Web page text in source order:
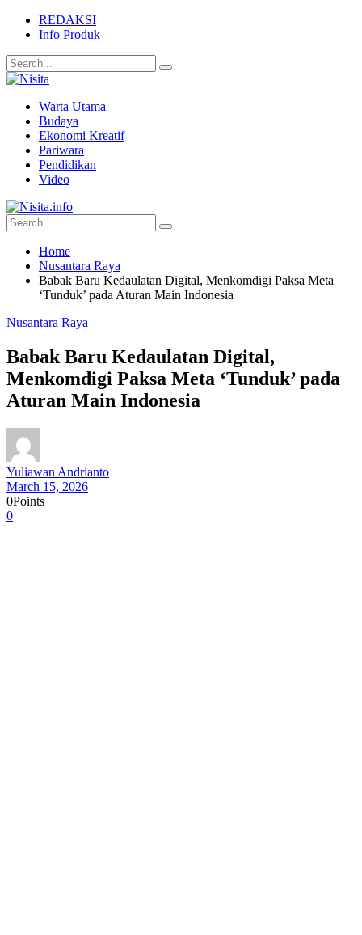
REDAKSI
Info Produk
Warta Utama
Budaya
Ekonomi Kreatif
Pariwara
Pendidikan
Video
Home
Nusantara Raya
Babak Baru Kedaulatan Digital, Menkomdigi Paksa Meta
‘Tunduk’ pada Aturan Main Indonesia
Nusantara Raya
Babak Baru Kedaulatan Digital,
Menkomdigi Paksa Meta ‘Tunduk’ pada
Aturan Main Indonesia
Yuliawan Andrianto
March 15, 2026
0Points
0